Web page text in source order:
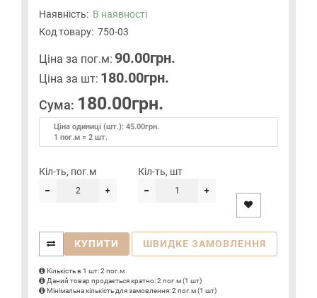
Наявність: В наявності
Код товару: 750-03
Цiна за пог.м: 90.00грн.
Цiна за шт: 180.00грн.
Сума: 180.00грн.
Ціна одиниці (шт.): 45.00грн.
1 пог.м = 2 шт.
Кіл-ть, пог.м Кіл-ть, шт
КУПИТИ ШВИДКЕ ЗАМОВЛЕННЯ
Кількість в 1 шт: 2 пог.м
Даний товар продається кратно: 2 пог.м (1 шт)
Мінімальна кількість для замовлення: 2 пог.м (1 шт)